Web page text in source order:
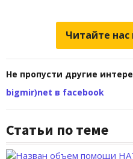
Читайте нас
Не пропусти другие
bigmir)net в facebook
Статьи по теме